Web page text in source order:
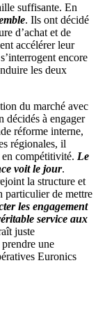
suffisante. En
. Ils ont décidé
d’achat et de
accélérer leur
encore
les deux
du marché avec
décidés à engager
réforme interne,
régionales, il
compétitivité. Le
voit le jour.
la structure et
particulier de mettre
les engagement
service aux
juste
une
Euronics